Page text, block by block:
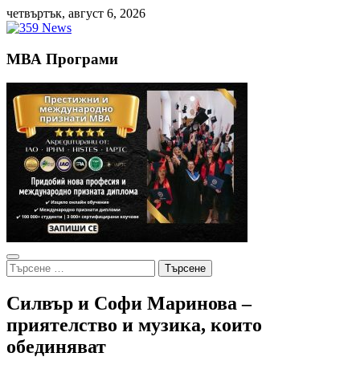
Skip
to
четвъртък, август 6, 2026
МВА Програми
Търсене
за:
Силвър и Софи Маринова –
приятелство и музика, които
обединяват